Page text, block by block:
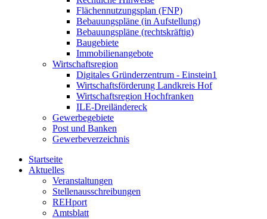
Flächennutzungsplan (FNP)
Bebauungspläne (in Aufstellung)
Bebauungspläne (rechtskräftig)
Baugebiete
Immobilienangebote
Wirtschaftsregion
Digitales Gründerzentrum - Einstein1
Wirtschaftsförderung Landkreis Hof
Wirtschaftsregion Hochfranken
ILE-Dreiländereck
Gewerbegebiete
Post und Banken
Gewerbeverzeichnis
Startseite
Aktuelles
Veranstaltungen
Stellenausschreibungen
REHport
Amtsblatt